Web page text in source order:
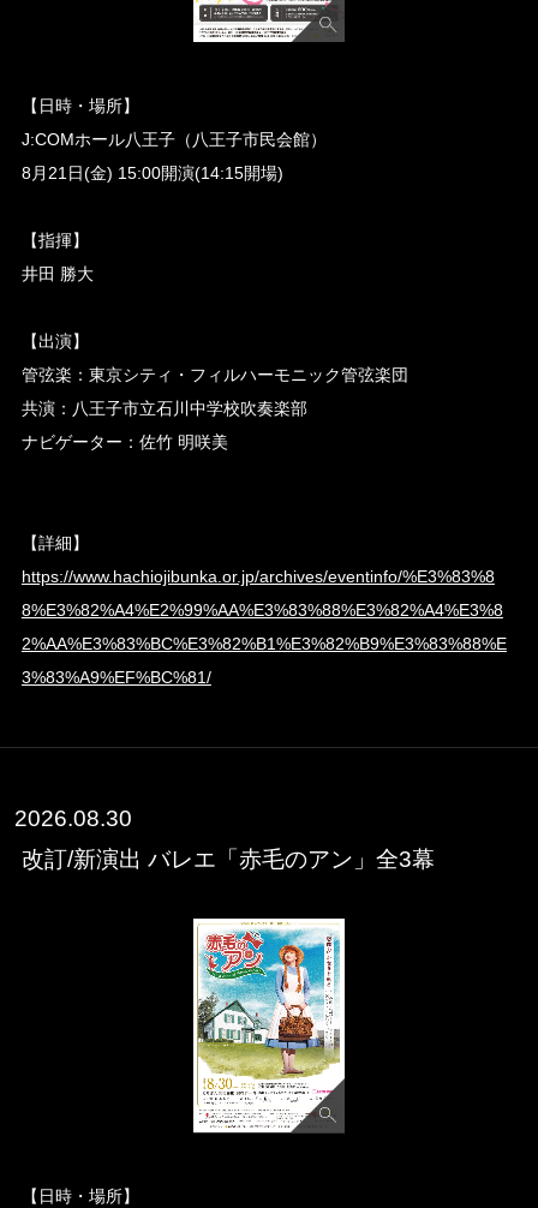
【日時・場所】
J:COMホール八王子（八王子市民会館）
8月21日(金) 15:00開演(14:15開場)
【指揮】
井田 勝大
【出演】
管弦楽：東京シティ・フィルハーモニック管弦楽団
共演：八王子市立石川中学校吹奏楽部
ナビゲーター：佐竹 明咲美
【詳細】
https://www.hachiojibunka.or.jp/archives/eventinfo/%E3%83%8
8%E3%82%A4%E2%99%AA%E3%83%88%E3%82%A4%E3%8
2%AA%E3%83%BC%E3%82%B1%E3%82%B9%E3%83%88%E
3%83%A9%EF%BC%81/
2026.08.30
改訂/新演出 バレエ「赤毛のアン」全3幕
【日時・場所】